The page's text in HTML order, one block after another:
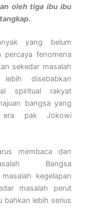
oleh tiga ibu ibu
yang belum
percaya fenomena
sekedar masalah
disebabkan
spiritual rakyat
bangsa yang
pak Jokowi
membaca dan
Bangsa
kegelapan
masalah perut
bahkan lebih serius